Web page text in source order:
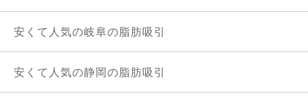
安くて人気の岐阜の脂肪吸引
安くて人気の静岡の脂肪吸引